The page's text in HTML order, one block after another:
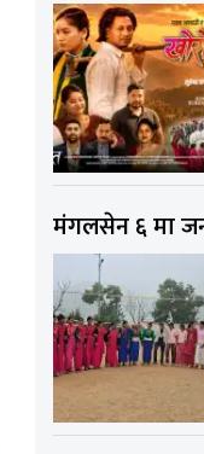
मंगलसेन ६ मा